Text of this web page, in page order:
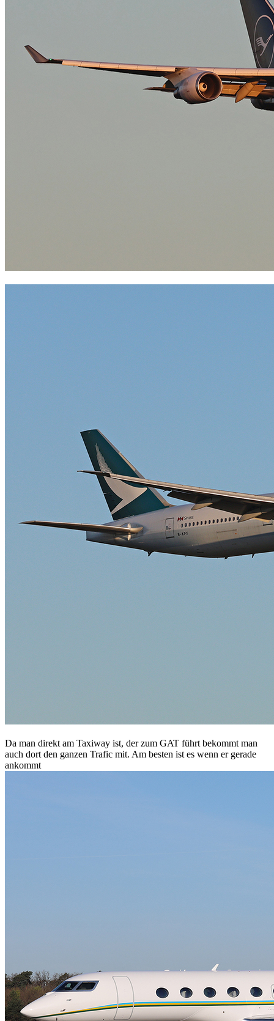
Da man direkt am Taxiway ist, der zum GAT führt bekommt man
auch dort den ganzen Trafic mit. Am besten ist es wenn er gerade
ankommt